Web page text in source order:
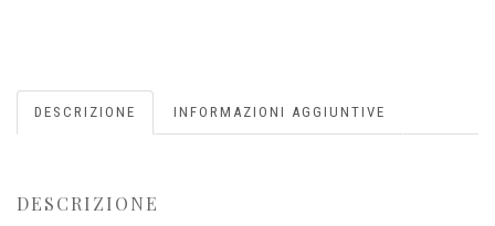
DESCRIZIONE INFORMAZIONI AGGIUNTIVE
DESCRIZIONE